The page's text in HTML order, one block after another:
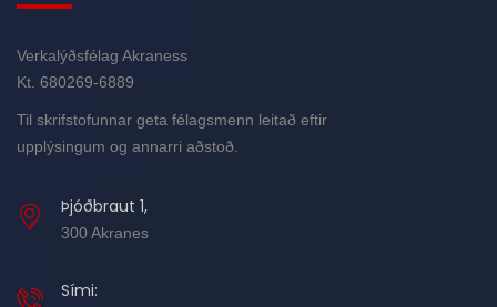
Verkalýðsfélag Akraness
Kt. 680269-6889
Til skrifstofunnar geta félagsmenn leitað eftir
upplýsingum og annarri aðstoð.
Þjóðbraut 1,
300 Akranes
Sími: